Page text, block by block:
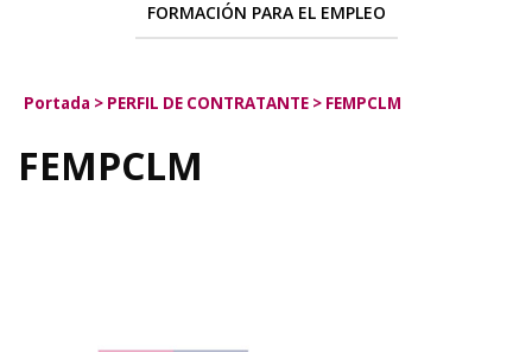
FORMACIÓN PARA EL EMPLEO
Portada > PERFIL DE CONTRATANTE > FEMPCLM
FEMPCLM